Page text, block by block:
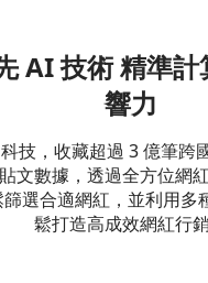
AI 技術 精準計
響力
技，收藏超過 3 億筆跨
文數據，透過全方位網
選合適網紅，並利用多
鬆打造高成效網紅行銷